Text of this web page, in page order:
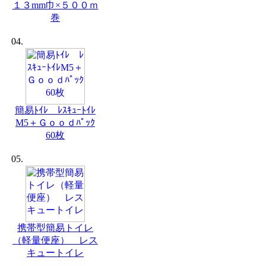
１３mm巾×５００ｍ
巻
04.
簡易ﾄｲﾚ ﾚｽｷｭｰﾄｲﾚ
M5＋Ｇｏｏｄﾊﾟｯｸ
60枚
05.
携帯型簡易トイレ
（軽量便座） レス
キュートイレ